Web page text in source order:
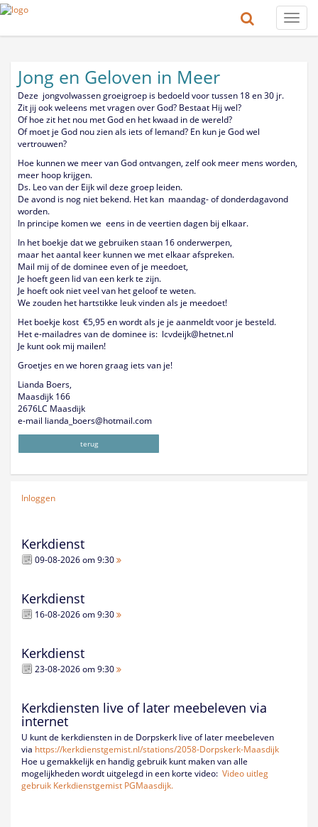
Toggle
Jong en Geloven in Meer
Deze jongvolwassen groeigroep is bedoeld voor tussen 18 en 30 jr.
Zit jij ook weleens met vragen over God? Bestaat Hij wel?
Of hoe zit het nou met God en het kwaad in de wereld?
Of moet je God nou zien als iets of Iemand? En kun je God wel
vertrouwen?
Hoe kunnen we meer van God ontvangen, zelf ook meer mens worden,
meer hoop krijgen.
Ds. Leo van der Eijk wil deze groep leiden.
De avond is nog niet bekend. Het kan maandag- of donderdagavond
worden.
In principe komen we eens in de veertien dagen bij elkaar.
In het boekje dat we gebruiken staan 16 onderwerpen,
maar het aantal keer kunnen we met elkaar afspreken.
Mail mij of de dominee even of je meedoet,
Je hoeft geen lid van een kerk te zijn.
Je hoeft ook niet veel van het geloof te weten.
We zouden het hartstikke leuk vinden als je meedoet!
Het boekje kost €5,95 en wordt als je je aanmeldt voor je besteld.
Het e-mailadres van de dominee is: lcvdeijk@hetnet.nl
Je kunt ook mij mailen!
Groetjes en we horen graag iets van je!
Lianda Boers,
Maasdijk 166
2676LC Maasdijk
e-mail lianda_boers@hotmail.com
terug
Inloggen
Kerkdienst
09-08-2026 om 9:30
Kerkdienst
16-08-2026 om 9:30
Kerkdienst
23-08-2026 om 9:30
Kerkdiensten live of later meebeleven via
internet
U kunt de kerkdiensten in de Dorpskerk live of later meebeleven
via https://kerkdienstgemist.nl/stations/2058-Dorpskerk-Maasdijk
Hoe u gemakkelijk en handig gebruik kunt maken van alle
mogelijkheden wordt uitgelegd in een korte video: Video uitleg
gebruik Kerkdienstgemist PGMaasdijk.